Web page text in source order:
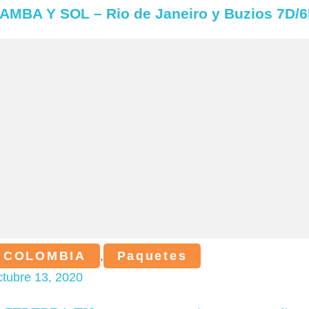
Y SOL – Rio de Janeiro y Buzios 7D/
COLOMBIA ,
Paquetes
13, 2020